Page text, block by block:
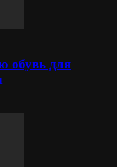
обувь для